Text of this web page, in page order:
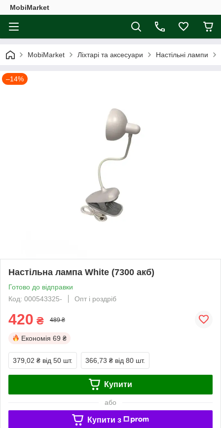
MobiMarket
MobiMarket Ліхтарі та аксесуари Настільні лампи
–14%
Настільна лампа White (7300 акб)
Готово до відправки
Код: 000543325-
Опт і роздріб
420 ₴ 489 ₴
Економія 69 ₴
379,02 ₴ від 50 шт. 366,73 ₴ від 80 шт.
Купити
або
Купити з